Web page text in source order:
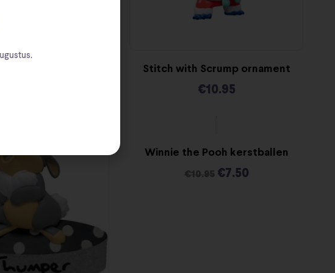
Stitch with Scrump ornament
€10.95
Winnie the Pooh kerstballen
€10.95 €7.50
.